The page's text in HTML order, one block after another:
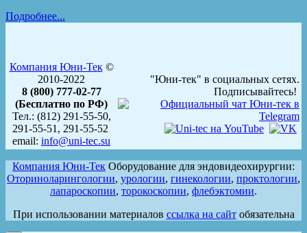
Подробнее...
Компания Юни-Тек©
2010-2022
8 (800) 777-02-77
(Бесплатно по РФ)
Тел.: (812) 291-55-50,
291-55-51, 291-55-52
email: info@uni-tec.su
"Юни-тек" в социальных сетях.
Подписывайтесь!
Компания Юни-Тек Оборудование для эндовидеохирургии:
Оториноларингологии, урологии, гинекологии, проктологии,
лапароскопии, торокоскопии, флебэктомии.
При использовании материалов ссылка на сайтобязательна